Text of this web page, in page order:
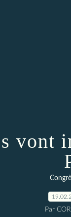
vont
Par